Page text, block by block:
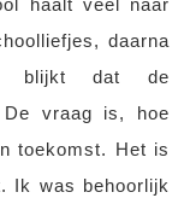
haalt veel naar
daarna
blijkt dat de
vraag is, hoe
toekomst. Het is
Ik was behoorlijk